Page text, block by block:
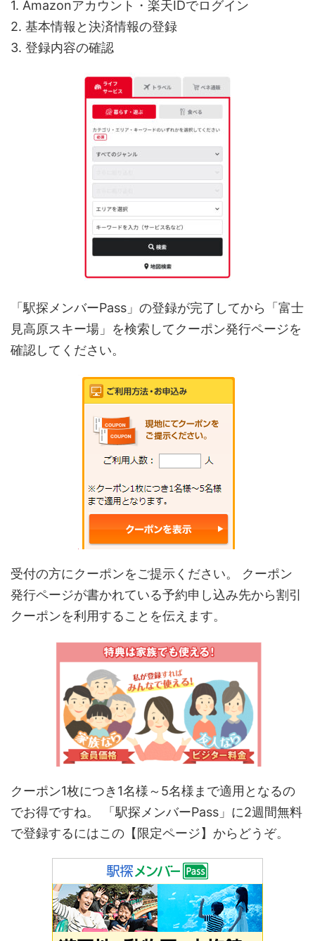
1. Amazonアカウント・楽天IDでログイン
2. 基本情報と決済情報の登録
3. 登録内容の確認
「駅探メンバーPass」の登録が完了してから「富士
見高原スキー場」を検索してクーポン発行ページを
確認してください。
受付の方にクーポンをご提示ください。 クーポン
発行ページが書かれている予約申し込み先から割引
クーポンを利用することを伝えます。
クーポン1枚につき 1名様～ 5名様まで適用となるの
でお得ですね。 「駅探メンバーPass」に2週間無料
で登録するにはこの【限定ページ】からどうぞ。